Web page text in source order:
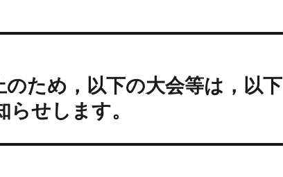
ため，以下の大会等は，以下
せします。